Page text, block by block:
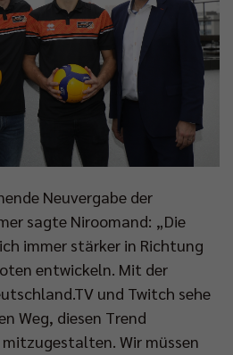
Neuvergabe der
sagte Niroomand: „Die
immer stärker in Richtung
entwickeln. Mit der
und Twitch sehe
Weg, diesen Trend
Wir müssen